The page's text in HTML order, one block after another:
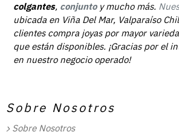
colgantes, conjunto y mucho más.
ubicada en Viña Del Mar, Valparaíso
clientes compra joyas por mayor
que están disponibles. ¡Gracias por el
en nuestro negocio operado!
Sobre Nosotros
Sobre Nosotros